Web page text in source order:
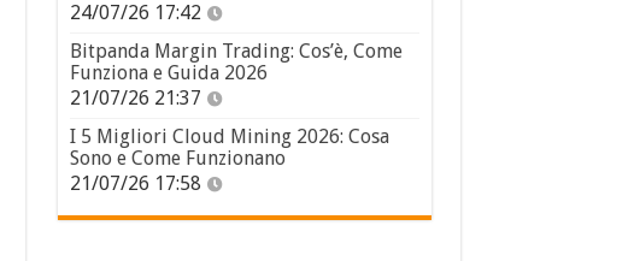
24/07/26 17:42
Bitpanda Margin Trading: Cos’è, Come
Funziona e Guida 2026
21/07/26 21:37
I 5 Migliori Cloud Mining 2026: Cosa
Sono e Come Funzionano
21/07/26 17:58